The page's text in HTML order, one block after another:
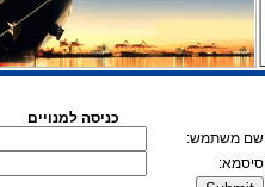
כניסה למנויים
שם משתמש:
סיסמא: